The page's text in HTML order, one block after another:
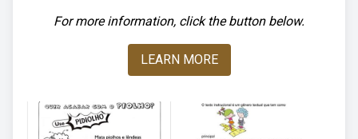
For more information, click the button below.
LEARN MORE